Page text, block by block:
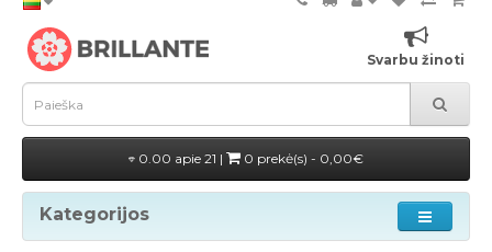
Svarbu žinoti
0.00 apie 21 | 0 prekė(s) - 0,00€
Kategorijos